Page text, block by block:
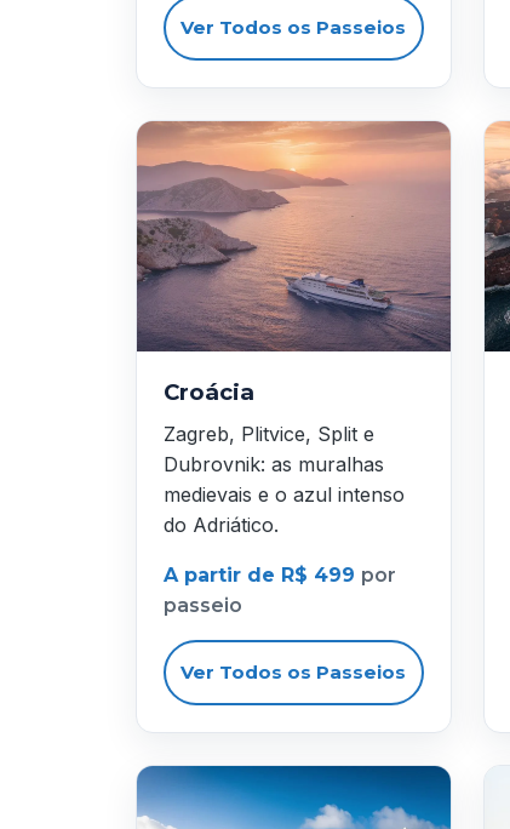
Ver Todos os Passeios
Croácia
Zagreb, Plitvice, Split e
Dubrovnik: as muralhas
medievais e o azul intenso
do Adriático.
A partir de R$ 499 por
passeio
Ver Todos os Passeios